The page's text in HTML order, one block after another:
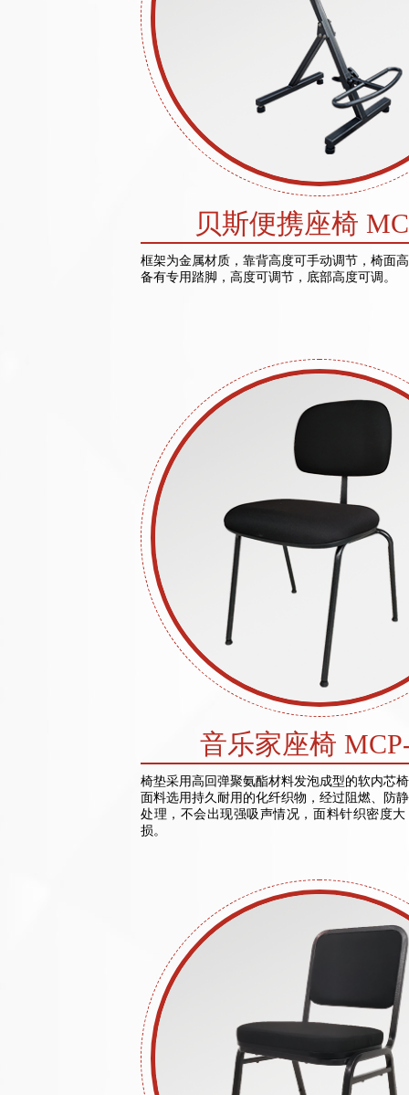
贝斯便携座椅
框架为金属材质，靠背高度可手动调节，椅面
备有专用踏脚，高度可调节，底部高度可调。
音乐家座椅
椅垫采用高回弹聚氨酯材料发泡成型的软内芯
面料选用持久耐用的化纤织物，经过阻燃、防
处理，不会出现强吸声情况，面料针织密度
损。